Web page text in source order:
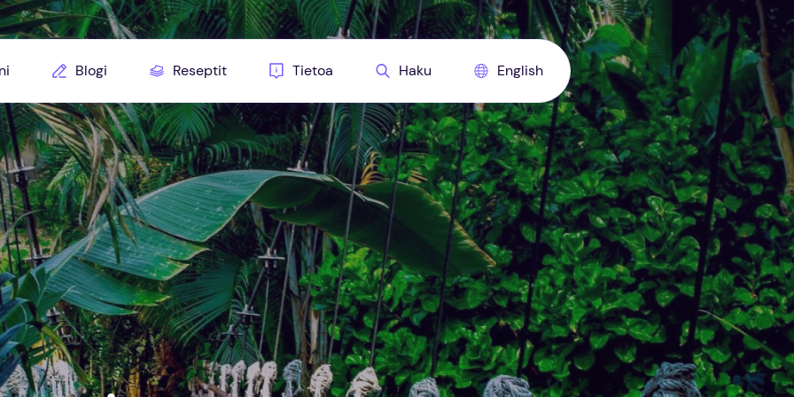
Blogi Reseptit Tietoa Haku English